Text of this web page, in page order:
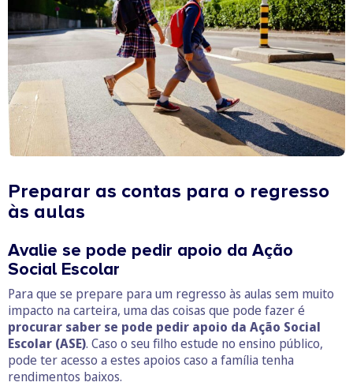
Preparar as contas para o regresso
às aulas
Avalie se pode pedir apoio da Ação
Social Escolar
Para que se prepare para um regresso às aulas sem muito
impacto na carteira, uma das coisas que pode fazer é
procurar saber se pode pedir apoio da Ação Social
Escolar (ASE). Caso o seu filho estude no ensino público,
pode ter acesso a estes apoios caso a família tenha
rendimentos baixos.